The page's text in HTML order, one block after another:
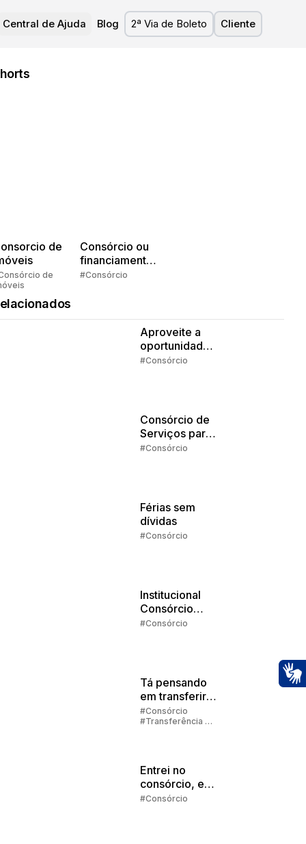
Central de Ajuda Blog 2ª Via de Boleto Cliente
de
de
Consórcio ou
financiamento?
Quem pensa
#Consórcio
Aproveite a
oportunidade
da isenção de
#Consórcio
Consórcio de
Serviços para
Estudos: o que
#Consórcio
Férias sem
dívidas
#Consórcio
Institucional
Consórcio
Embracon
#Consórcio
Tá pensando
em transferir
sua cota de
consórcio?
#Consórcio
#Transferência de
Entrei no
consórcio, e
agora?
#Consórcio